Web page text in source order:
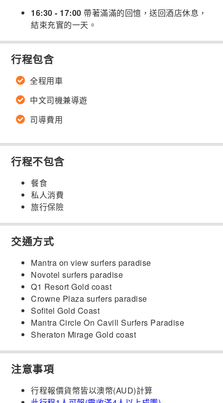
16:30 - 17:00 帶著滿滿的回憶，送回酒店休息，
結束充實的一天。
行程包含
全程用車
中文司機兼導遊
司導費用
行程不包含
餐食
私人消費
旅行保險
交通方式
Mantra on view surfers paradise
Novotel surfers paradise
Q1 Resort Gold coast
Crowne Plaza surfers paradise
Sofitel Gold Coast
Mantra Circle On Cavill Surfers Paradise
Sheraton Mirage Gold coast
注意事項
行程報價貨幣皆以澳幣(AUD)計算